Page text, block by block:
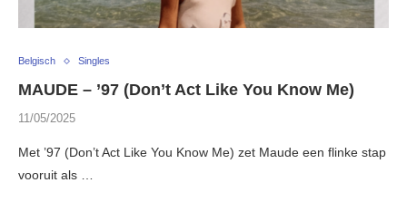
Belgisch Singles
MAUDE – ’97 (Don’t Act Like You Know Me)
11/05/2025
Met ’97 (Don’t Act Like You Know Me) zet Maude een flinke stap
vooruit als …